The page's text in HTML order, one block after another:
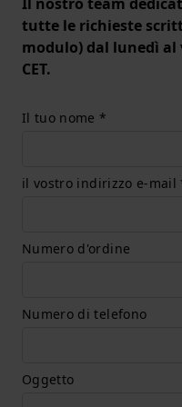
tutte le richieste
modulo) dal lunedì al
CET.
Il tuo nome *
il vostro indirizzo e-mail
Numero d'ordine
Numero di telefono
Oggetto